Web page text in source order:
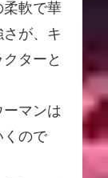
柔軟で華
が、キ
ターと
マンは
くので